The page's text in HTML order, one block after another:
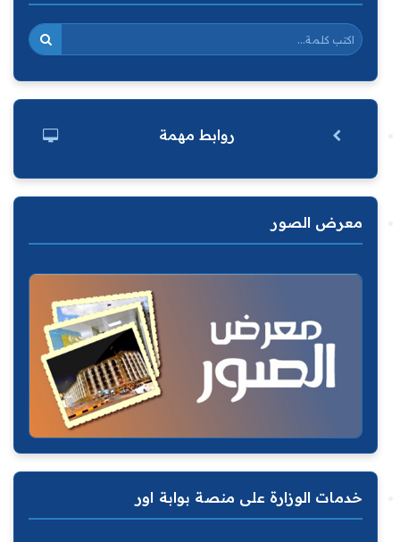
روابط مهمة
معرض الصور
خدمات الوزارة على منصة بوابة اور